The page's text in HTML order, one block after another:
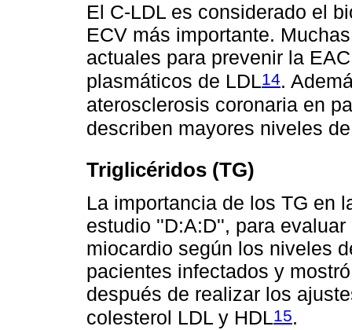
El C-LDL es considerado el
ECV más importante.
actuales para prevenir la
plasmáticos de LDL14.
aterosclerosis coronaria en
describen mayores niveles
Triglicéridos (TG)
La importancia de los TG en
estudio ''D:A:D'', para
miocardio según los niveles
pacientes infectados y
después de realizar los
colesterol LDL y HDL15.